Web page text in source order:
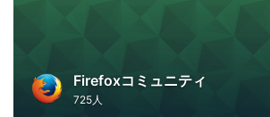
Firefoxコミュニティ
725人